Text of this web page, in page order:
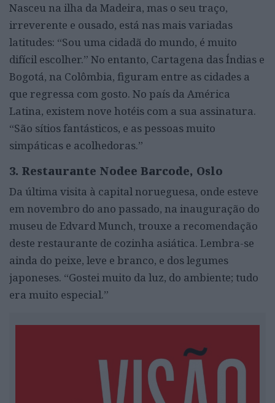
Nasceu na ilha da Madeira, mas o seu traço,
irreverente e ousado, está nas mais variadas
latitudes: “Sou uma cidadã do mundo, é muito
difícil escolher.” No entanto, Cartagena das Índias e
Bogotá, na Colômbia, figuram entre as cidades a
que regressa com gosto. No país da América
Latina, existem nove hotéis com a sua assinatura.
“São sítios fantásticos, e as pessoas muito
simpáticas e acolhedoras.”
3. Restaurante Nodee Barcode, Oslo
Da última visita à capital norueguesa, onde esteve
em novembro do ano passado, na inauguração do
museu de Edvard Munch, trouxe a recomendação
deste restaurante de cozinha asiática. Lembra-se
ainda do peixe, leve e branco, e dos legumes
japoneses. “Gostei muito da luz, do ambiente; tudo
era muito especial.”